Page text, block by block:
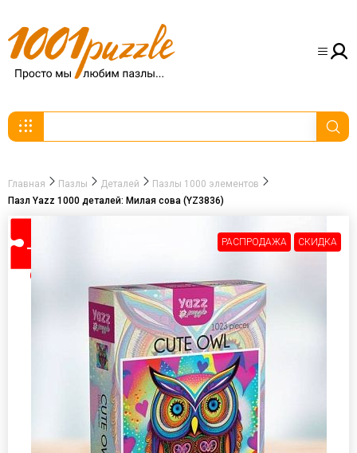
Главная Пазлы Деталей
Пазлы 1000 элементов
Пазл Yazz 1000 деталей: Милая сова (YZ3836)
РАСПРОДАЖА СКИДКА
-30%